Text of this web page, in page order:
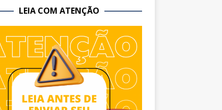
LEIA COM ATENÇÃO